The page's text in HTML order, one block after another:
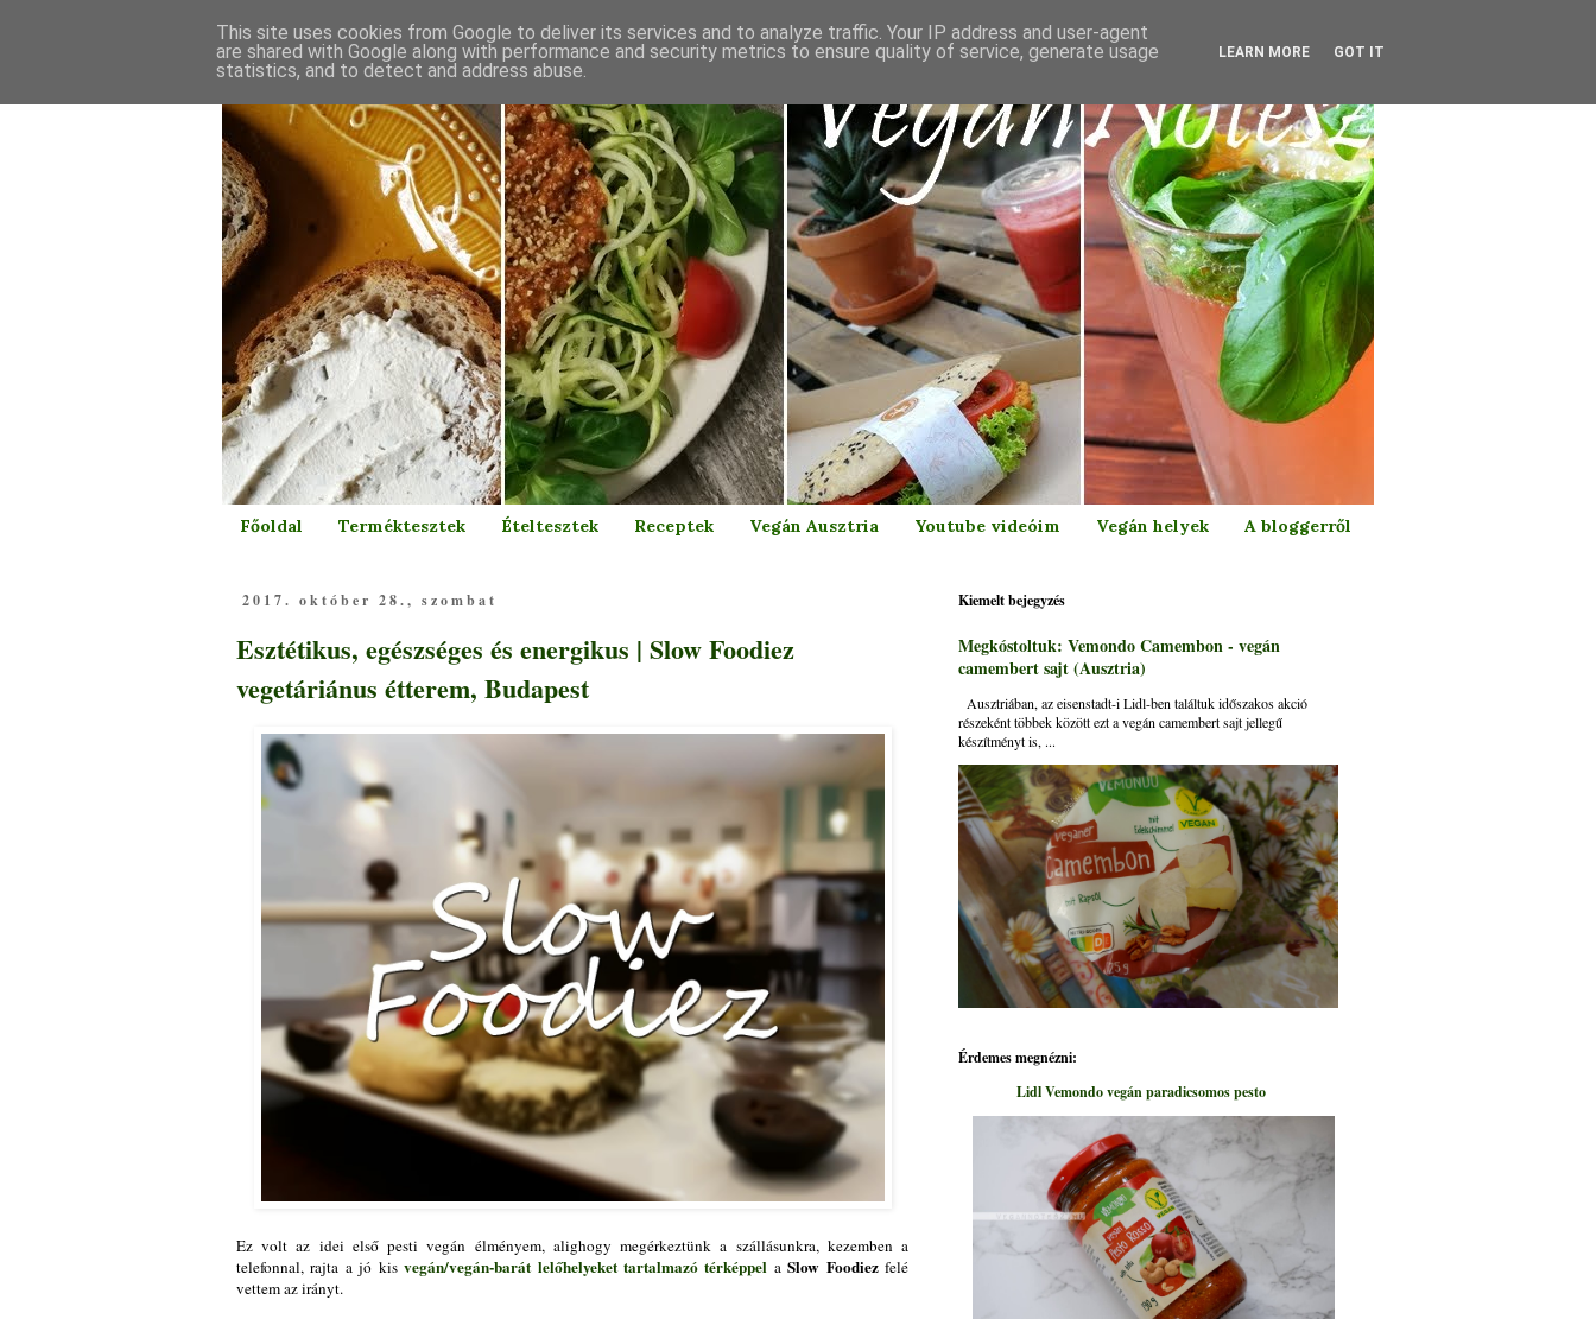
Főoldal Terméktesztek Ételtesztek Receptek Vegán Ausztria Youtube videóim Vegán helyek A bloggerről
2017. október 28., szombat
Esztétikus, egészséges és energikus | Slow Foodiez
vegetáriánus étterem, Budapest
Ez volt az idei első pesti vegán élményem, alighogy megérkeztünk a szállásunkra, kezemben a
telefonnal, rajta a jó kisvegán/vegán-barát lelőhelyeket tartalmazó térképpel aSlow Foodiezfelé
vettem az irányt.
Kiemelt bejegyzés
Megkóstoltuk: Vemondo Camembon - vegán
camembert sajt (Ausztria)
Ausztriában, az eisenstadt-i Lidl-ben találtuk időszakos akció
részeként többek között ezt a vegán camembert sajt jellegű
készítményt is, ...
Érdemes megnézni:
Lidl Vemondo vegán paradicsomos pesto
This site uses cookies from Google to deliver its services and to analyze traffic. Your IP address and user-agent
are shared with Google along with performance and security metrics to ensure quality of service, generate usage
statistics, and to detect and address abuse.
LEARN MORE GOT IT